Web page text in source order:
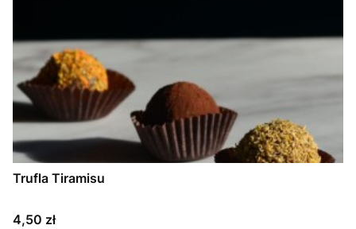
Trufla Tiramisu
Cena
4,50 zł